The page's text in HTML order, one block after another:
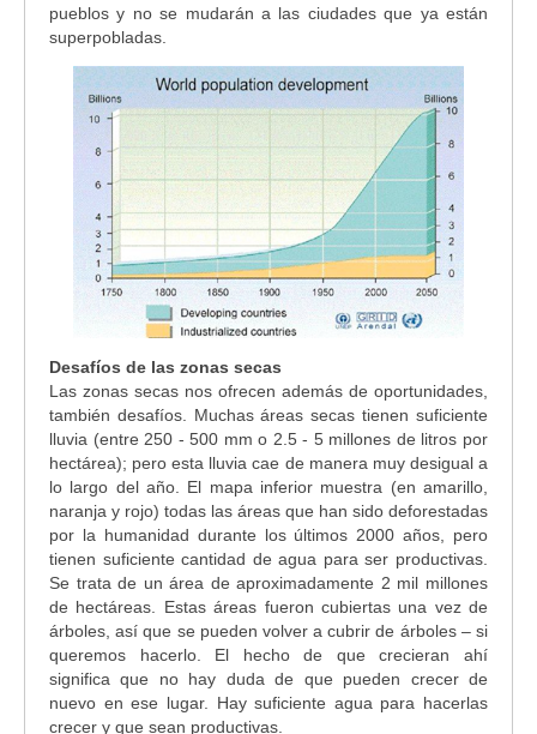
pueblos y no se mudarán a las ciudades que ya están
superpobladas.
Desafíos de las zonas secas
Las zonas secas nos ofrecen además de oportunidades,
también desafíos. Muchas áreas secas tienen suficiente
lluvia (entre 250 - 500 mm o 2.5 - 5 millones de litros por
hectárea); pero esta lluvia cae de manera muy desigual a
lo largo del año. El mapa inferior muestra (en amarillo,
naranja y rojo) todas las áreas que han sido deforestadas
por la humanidad durante los últimos 2000 años, pero
tienen suficiente cantidad de agua para ser productivas.
Se trata de un área de aproximadamente 2 mil millones
de hectáreas. Estas áreas fueron cubiertas una vez de
árboles, así que se pueden volver a cubrir de árboles – si
queremos hacerlo. El hecho de que crecieran ahí
significa que no hay duda de que pueden crecer de
nuevo en ese lugar. Hay suficiente agua para hacerlas
crecer y que sean productivas.